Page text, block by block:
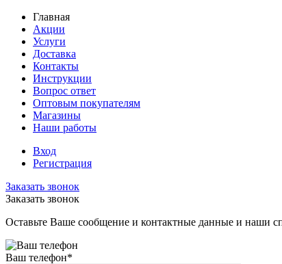
Главная
Акции
Услуги
Доставка
Контакты
Инструкции
Вопрос ответ
Оптовым покупателям
Магазины
Наши работы
Вход
Регистрация
Заказать звонок
Заказать звонок
Оставьте Ваше сообщение и контактные данные и наши
Ваш телефон*